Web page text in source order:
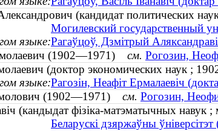
(кандидат политических
Могилевский государственный
языке:Рагаўцоў, Дзмітрый
(1902—1971) см. Рогозин,
(доктор экономических наук ;
языке:Рагозін, Неафіт Ермалаевіч
(1902—1971) см. Рогозин,
(кандыдат фізіка-матэматычных навук
Беларускі дзяржаўны